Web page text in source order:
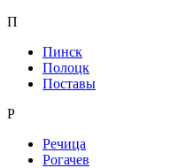
П
Пинск
Полоцк
Поставы
Р
Речица
Рогачев